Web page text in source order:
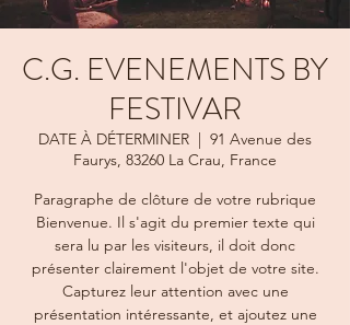
C.G. EVENEMENTS BY
FESTIVAR
DATE À DÉTERMINER
  |
91 Avenue des
Faurys, 83260 La Crau, France
Paragraphe de clôture de votre rubrique
Bienvenue. Il s'agit du premier texte qui
sera lu par les visiteurs, il doit donc
présenter clairement l'objet de votre site.
Capturez leur attention avec une
présentation intéressante, et ajoutez une